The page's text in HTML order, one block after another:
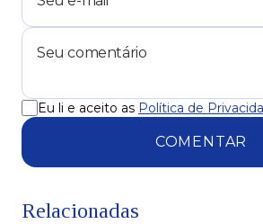
Eu li e aceito as Política de
COMENTAR
Relacionadas